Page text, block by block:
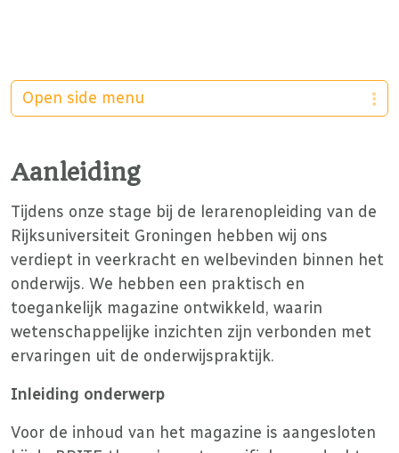
Aanleiding
Tijdens onze stage bij de lerarenopleiding van de
Rijksuniversiteit Groningen hebben wij ons
verdiept in veerkracht en welbevinden binnen het
onderwijs. We hebben een praktisch en
toegankelijk magazine ontwikkeld, waarin
wetenschappelijke inzichten zijn verbonden met
ervaringen uit de onderwijspraktijk.
Inleiding onderwerp
Voor de inhoud van het magazine is aangesloten
Open side menu